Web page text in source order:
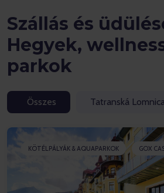
Szállás és
Hegyek,
parkok
Összes Tatranská
KÖTÉLPÁLYÁK & AQUAPARKOK GOX